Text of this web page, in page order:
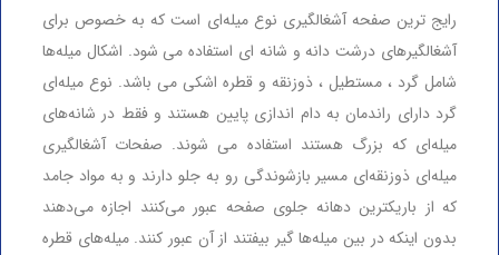
رایج ترین صفحه آشغالگیری نوع میله‌ای است که به خصوص برای
آشغالگیرهای درشت دانه و شانه ای استفاده می شود. اشکال میله‌ها
شامل گرد ، مستطیل ، ذوزنقه و قطره اشکی می باشد. نوع میله‌ای
گرد دارای راندمان به دام اندازی پایین هستند و فقط در شانه‌های
میله‌ای که بزرگ هستند استفاده می شوند. صفحات آشغالگیری
میله‌ای ذوزنقه‌ای مسیر بازشوندگی رو به جلو دارند و به مواد جامد
که از باریکترین دهانه جلوی صفحه عبور می‌کنند اجازه می‌دهند
بدون اینکه در بین میله‌ها گیر بیفتند از آن عبور کنند. میله‌های قطره